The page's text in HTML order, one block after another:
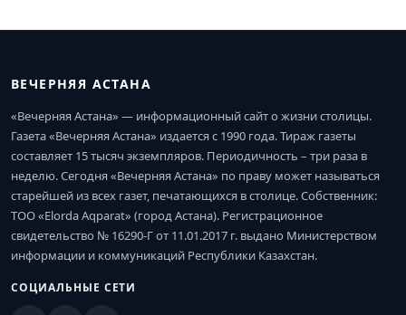
ВЕЧЕРНЯЯ АСТАНА
«Вечерняя Астана» — информационный сайт о жизни столицы.
Газета «Вечерняя Астана» издается с 1990 года. Тираж газеты
составляет 15 тысяч экземпляров. Периодичность – три раза в
неделю. Сегодня «Вечерняя Астана» по праву может называться
старейшей из всех газет, печатающихся в столице. Собственник:
ТОО «Elorda Aqparat» (город Астана). Регистрационное
свидетельство № 16290-Г от 11.01.2017 г. выдано Министерством
информации и коммуникаций Республики Казахстан.
СОЦИАЛЬНЫЕ СЕТИ